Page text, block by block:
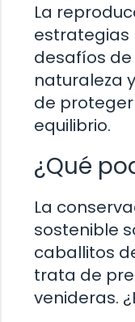
La
estrategias
desafíos
naturaleza
de
equilibrio.
¿Qué
La
sostenible
caballitos
trata de
venideras.